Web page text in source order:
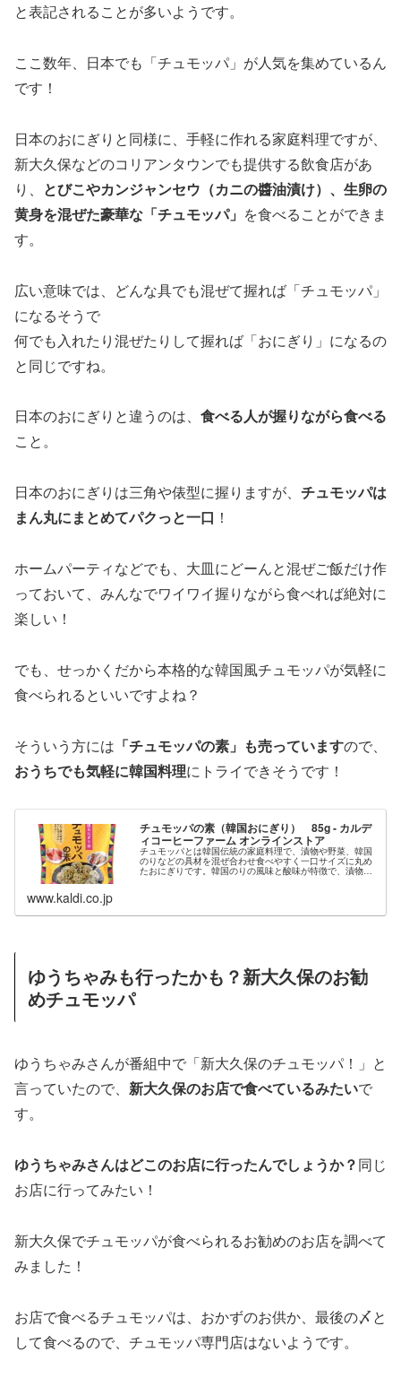
と表記されることが多いようです。
ここ数年、日本でも「チュモッパ」が人気を集めているん
です！
日本のおにぎりと同様に、手軽に作れる家庭料理ですが、
新大久保などのコリアンタウンでも提供する飲食店があ
り、 とびこやカンジャンセウ（カニの醬油漬け）、生卵の
黄身を混ぜた豪華な「チュモッパ」 を食べることができま
す。
広い意味では、どんな具でも混ぜて握れば「チュモッパ」
になるそうで
何でも入れたり混ぜたりして握れば「おにぎり」になるの
と同じですね。
日本のおにぎりと違うのは、 食べる人が握りながら食べる
こと。
日本のおにぎりは三角や俵型に握りますが、 チュモッパは
まん丸にまとめてパクっと一口 ！
ホームパーティなどでも、大皿にどーんと混ぜご飯だけ作
っておいて、みんなでワイワイ握りながら食べれば絶対に
楽しい！
でも、せっかくだから本格的な韓国風チュモッパが気軽に
食べられるといいですよね？
そういう方には 「チュモッパの素」も売っていますので、
おうちでも気軽に韓国料理にトライできそうです！
チュモッパの素（韓国おにぎり） 85g - カルデ
ィコーヒーファーム オンラインストア
チュモッパとは韓国伝統の家庭料理で、漬物や野菜、韓国
のりなどの具材を混ぜ合わせ食べやすく一口サイズに丸め
たおにぎりです。韓国のりの風味と酸味が特徴で、漬物の
www.kaldi.co.jp
ゆうちゃみも行ったかも？新大久保のお勧
めチュモッパ
ゆうちゃみさんが番組中で「新大久保のチュモッパ！」と
言っていたので、 新大久保のお店で食べているみたいで
す。
ゆうちゃみさんはどこのお店に行ったんでしょうか？同じ
お店に行ってみたい！
新大久保でチュモッパが食べられるお勧めのお店を調べて
みました！
お店で食べるチュモッパは、おかずのお供か、最後の〆と
して食べるので、チュモッパ専門店はないようです。